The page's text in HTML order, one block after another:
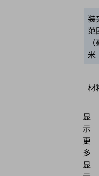
装
范
米
材
显
示
更
多
显